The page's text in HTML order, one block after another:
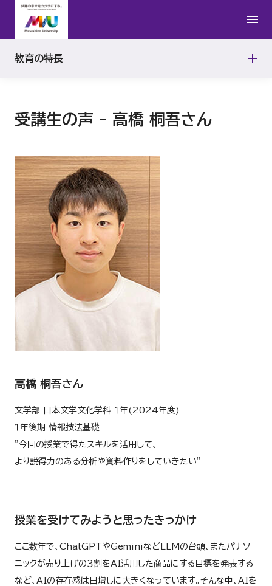
受講生の声 - 高橋 桐吾さん
高橋 桐吾さん
文学部 日本文学文化学科 １年(2024年度)
１年後期 情報技法基礎
”今回の授業で得たスキルを活用して、
より説得力のある分析や資料作りをしていきたい”
授業を受けてみようと思ったきっかけ
ここ数年で、ChatGPTやGeminiなどLLMの台頭、またパナソ
ニックが売り上げの３割をAI活用した商品にする目標を発表する
など、AIの存在感は日増しに大きくなっています。そんな中、AIを
教育の特長
ディプロマ・ポリシー（学位授与方針）
アセスメント・ポリシー（学修成果評価方針）
受講生の声
武蔵野地域５大学／放送大学単位互換
生成AIの活用に関する注意事項